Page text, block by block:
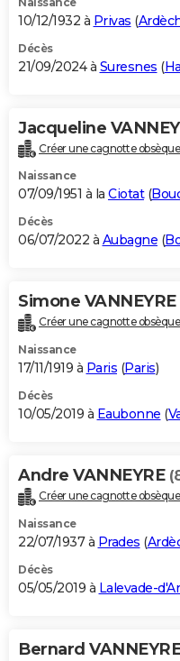
10/12/1932 à Privas (
Décès
21/09/2024 à Suresnes (
Jacqueline
Créer une cagnotte
Naissance
07/09/1951 à la Ciotat(
Décès
06/07/2022 à Aubagne (
Simone VANNEYRE
Créer une cagnotte
Naissance
17/11/1919 à Paris (Paris)
Décès
10/05/2019 à Eaubonne (
Andre VANNEYRE
Créer une cagnotte
Naissance
22/07/1937 à Prades (
Décès
05/05/2019 à Lalevade-
Bernard